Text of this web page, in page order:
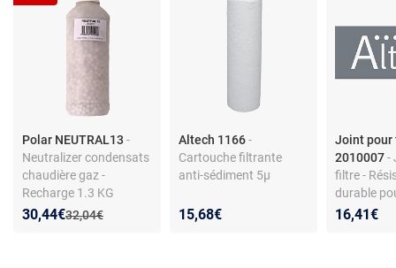
Polar NEUTRAL13 -
Neutralizer condensats
chaudière gaz -
Recharge 1.3 KG
Ancien prix :
32,04€
Nouveau prix :
30,44€
Réduction de :
Altech 1166-
Cartouche filtrante
anti-sédiment 5µ
15,68€
Joint
2010007-
filtre -
durable
16,41€